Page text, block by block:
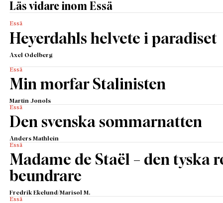
Läs vidare inom Essä
Essä
Heyerdahls helvete i paradiset
Axel Odelberg
Essä
Min morfar Stalinisten
Martin Jonols
Essä
Den svenska sommarnatten
Anders Mathlein
Essä
Madame de Staël – den tyska
beundrare
Fredrik Ekelund/Marisol M.
Essä